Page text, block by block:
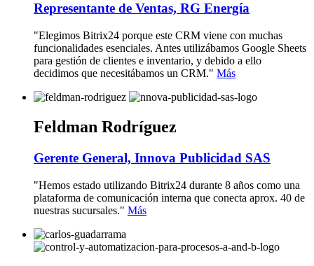
Representante de Ventas, RG Energía
"Elegimos Bitrix24 porque este CRM viene con muchas
funcionalidades esenciales. Antes utilizábamos Google Sheets
para gestión de clientes e inventario, y debido a ello
decidimos que necesitábamos un CRM." Más
Feldman Rodríguez
Gerente General, Innova Publicidad SAS
"Hemos estado utilizando Bitrix24 durante 8 años como una
plataforma de comunicación interna que conecta aprox. 40 de
nuestras sucursales." Más